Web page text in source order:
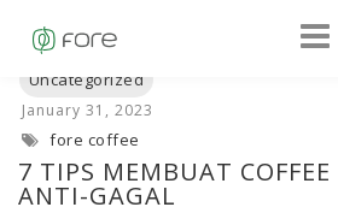
7 TIPS MEMBUAT
ANTI-GAGAL
fore coffee